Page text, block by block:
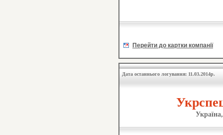
Перейти до картки компанії
Дата останнього логування: 11.03.2014р.